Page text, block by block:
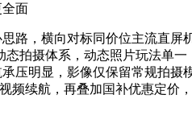
面
路，横向对标同价位主流直屏
拍摄体系，动态照片玩法单
压明显，影像仅保留常规拍摄
频续航，再叠加国补优惠定